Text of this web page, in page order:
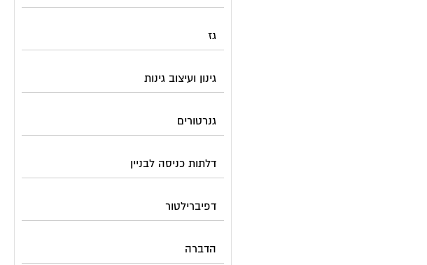
גז
גינון ועיצוב גינות
גנרטורים
דלתות כניסה לבניין
דפיברילטור
הדברה